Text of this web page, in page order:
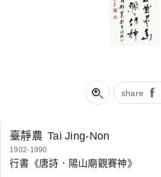
share
臺靜農 Tai Jing-Non
1902-1990
行書《唐詩．陽山廟觀賽神》